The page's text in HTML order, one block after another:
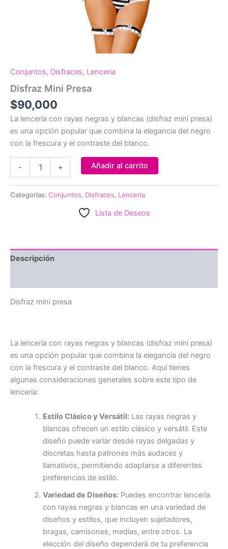
Conjuntos, Disfraces, Lenceria
Disfraz Mini Presa
$90,000
La lencería con rayas negras y blancas (disfraz mini presa)
es una opción popular que combina la elegancia del negro
con la frescura y el contraste del blanco.
-
cantidad
+ Añadir al carrito
Categorías: Conjuntos, Disfraces, Lenceria
Lista de Deseos
Descripción
Disfraz mini presa
La lencería con rayas negras y blancas (disfraz mini presa)
es una opción popular que combina la elegancia del negro
con la frescura y el contraste del blanco. Aquí tienes
algunas consideraciones generales sobre este tipo de
lencería:
Estilo Clásico y Versátil:Las rayas negras y
blancas ofrecen un estilo clásico y versátil. Este
diseño puede variar desde rayas delgadas y
discretas hasta patrones más audaces y
llamativos, permitiendo adaptarse a diferentes
preferencias de estilo.
Variedad de Diseños:Puedes encontrar lencería
con rayas negras y blancas en una variedad de
diseños y estilos, que incluyen sujetadores,
bragas, camisones, medias, entre otros. La
elección del diseño dependerá de tu preferencia